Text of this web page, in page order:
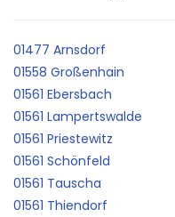
01477 Arnsdorf
01558 Großenhain
01561 Ebersbach
01561 Lampertswalde
01561 Priestewitz
01561 Schönfeld
01561 Tauscha
01561 Thiendorf